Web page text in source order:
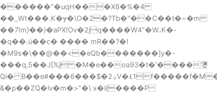
������"�uqH���X8�%�4
��_Wt���.K�ɏ�\O�2�?Tb�"��C��t�~�m
��7Im}��)�aPX!Ov�2jq����W4"�W،K�-
�q��.ú��c� ���� mR��?�!
�M9s�\��@��<�eQb�������]y�-
���q,5��J[%j �M�e��oa93�t�'����瓕
Qi� B��e#���6���$�2؋V�٤1f�����f�M���fK�|B�{$�����ؗ�6
&�p��ZQ�lv�m�>"�\ x�i{����P